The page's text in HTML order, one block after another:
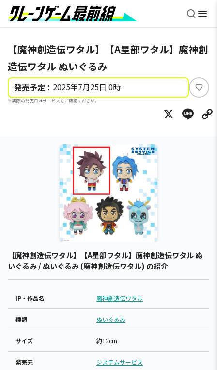
【魔神創造伝ワタル】【A星部ワタル】魔神創
造伝ワタル ぬいぐるみ
発売予定： 2025年7月25日 0時
※実際の発売日はサービスをご確認ください。
い
ね
X
【魔神創造伝ワタル】【A星部ワタル】魔神創造伝ワタル ぬ
いぐるみ / ぬいぐるみ (魔神創造伝ワタル) の紹介
IP・作品名 魔神創造伝ワタル
種類 ぬいぐるみ
サイズ 約12cm
発売元 システムサービス